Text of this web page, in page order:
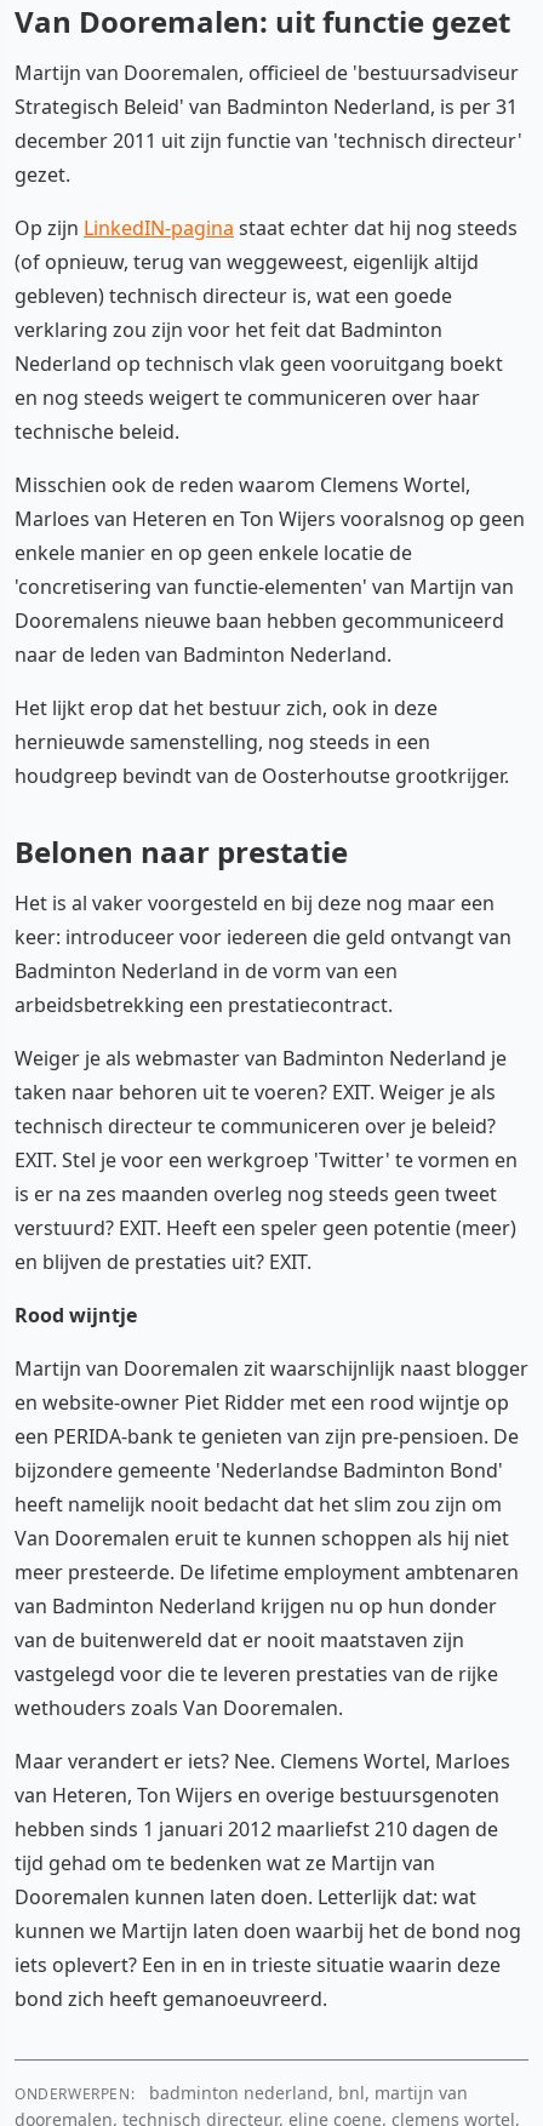
Van Dooremalen: uit functie gezet
Martijn van Dooremalen, officieel de 'bestuursadviseur
Strategisch Beleid' van Badminton Nederland, is per 31
december 2011 uit zijn functie van 'technisch directeur'
gezet.
Op zijn LinkedIN-pagina staat echter dat hij nog steeds
(of opnieuw, terug van weggeweest, eigenlijk altijd
gebleven) technisch directeur is, wat een goede
verklaring zou zijn voor het feit dat Badminton
Nederland op technisch vlak geen vooruitgang boekt
en nog steeds weigert te communiceren over haar
technische beleid.
Misschien ook de reden waarom Clemens Wortel,
Marloes van Heteren en Ton Wijers vooralsnog op geen
enkele manier en op geen enkele locatie de
'concretisering van functie-elementen' van Martijn van
Dooremalens nieuwe baan hebben gecommuniceerd
naar de leden van Badminton Nederland.
Het lijkt erop dat het bestuur zich, ook in deze
hernieuwde samenstelling, nog steeds in een
houdgreep bevindt van de Oosterhoutse grootkrijger.
Belonen naar prestatie
Het is al vaker voorgesteld en bij deze nog maar een
keer: introduceer voor iedereen die geld ontvangt van
Badminton Nederland in de vorm van een
arbeidsbetrekking een prestatiecontract.
Weiger je als webmaster van Badminton Nederland je
taken naar behoren uit te voeren? EXIT. Weiger je als
technisch directeur te communiceren over je beleid?
EXIT. Stel je voor een werkgroep 'Twitter' te vormen en
is er na zes maanden overleg nog steeds geen tweet
verstuurd? EXIT. Heeft een speler geen potentie (meer)
en blijven de prestaties uit? EXIT.
Rood wijntje
Martijn van Dooremalen zit waarschijnlijk naast blogger
en website-owner Piet Ridder met een rood wijntje op
een PERIDA-bank te genieten van zijn pre-pensioen. De
bijzondere gemeente 'Nederlandse Badminton Bond'
heeft namelijk nooit bedacht dat het slim zou zijn om
Van Dooremalen eruit te kunnen schoppen als hij niet
meer presteerde. De lifetime employment ambtenaren
van Badminton Nederland krijgen nu op hun donder
van de buitenwereld dat er nooit maatstaven zijn
vastgelegd voor die te leveren prestaties van de rijke
wethouders zoals Van Dooremalen.
Maar verandert er iets? Nee. Clemens Wortel, Marloes
van Heteren, Ton Wijers en overige bestuursgenoten
hebben sinds 1 januari 2012 maarliefst 210 dagen de
tijd gehad om te bedenken wat ze Martijn van
Dooremalen kunnen laten doen. Letterlijk dat: wat
kunnen we Martijn laten doen waarbij het de bond nog
iets oplevert? Een in en in trieste situatie waarin deze
bond zich heeft gemanoeuvreerd.
ONDERWERPEN:
badminton nederland, bnl, martijn van
dooremalen, technisch directeur, eline coene, clemens wortel,